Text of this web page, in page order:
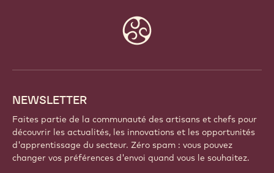
NEWSLETTER
Faites partie de la communauté des artisans et chefs pour
découvrir les actualités, les innovations et les opportunités
d'apprentissage du secteur. Zéro spam : vous pouvez
changer vos préférences d'envoi quand vous le souhaitez.